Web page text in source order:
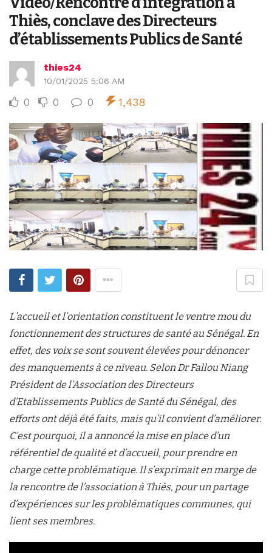
Thiès, conclave des Directeurs
d’établissements Publics de Santé
thies24
10/01/2025 5:06 AM
0 0 0 1,438
L’accueil et l’orientation constituent le ventre mou du
fonctionnement des structures de santé au Sénégal. En
effet, des voix se sont souvent élevées pour dénoncer
des manquements à ce niveau. Selon Dr Fallou Niang
Président de l’Association des Directeurs
d’Etablissements Publics de Santé du Sénégal, des
efforts ont déjà été faits, mais qu’il convient d’améliorer.
C’est pourquoi, il a annoncé la mise en place d’un
référentiel de qualité et d’accueil, pour prendre en
charge cette problématique. Il s’exprimait en marge de
la rencontre de l’association à Thiès, pour un partage
d’expériences sur les problématiques communes, qui
lient ses membres.